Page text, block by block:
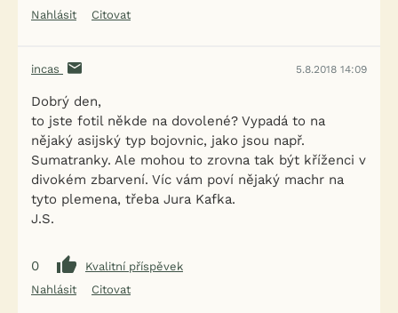
Nahlásit
Citovat
incas 5.8.2018 14:09
Dobrý den,
to jste fotil někde na dovolené? Vypadá to na
nějaký asijský typ bojovnic, jako jsou např.
Sumatranky. Ale mohou to zrovna tak být kříženci v
divokém zbarvení. Víc vám poví nějaký machr na
tyto plemena, třeba Jura Kafka.
J.S.
0
Kvalitní příspěvek
Nahlásit
Citovat